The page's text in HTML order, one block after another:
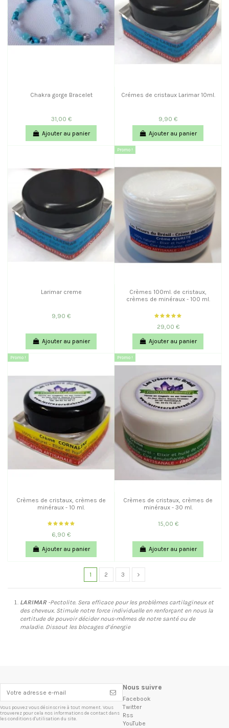
Chakra gorge Bracelet
31,00 €
Ajouter au panier
Crémes de cristaux Larimar 10ml.
9,90 €
Ajouter au panier
Larimar creme
9,90 €
Ajouter au panier
Promo !
Crèmes 100ml. de cristaux,
crèmes de minéraux - 100 ml.
29,00 €
Ajouter au panier
Promo !
Crèmes de cristaux, crèmes de
minéraux - 10 ml.
6,90 €
Ajouter au panier
Promo !
Crèmes de cristaux, crèmes de
minéraux - 30 ml.
15,00 €
Ajouter au panier
1 2 3
LARIMAR-Pectolite. Sera efficace pour les problèmes cartilagineux et
des cheveux. Stimule notre force individuelle en renforçant en nous la
certitude de pouvoir décider nous-mêmes de notre santé ou de
maladie. Dissout les blocages d’énergie
Vous pouvez vous désinscrire à tout moment. Vous
trouverez pour cela nos informations de contact dans
les conditions d'utilisation du site.
Nous suivre
Facebook
Twitter
Rss
YouTube